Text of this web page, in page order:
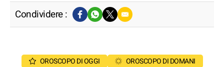
Condividere :
OROSCOPO DI OGGI
OROSCOPO DI DOMANI